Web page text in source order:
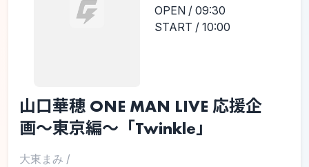
OPEN / 09:30
START / 10:00
山口華穂 ONE MAN LIVE 応援企
画〜東京編〜「Twinkle」
大東まみ /